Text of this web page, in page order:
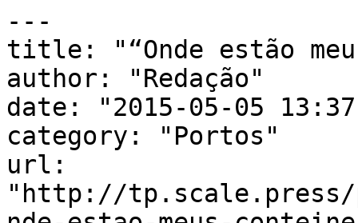
---
title: "“Onde estão
author: "Redação"
date: "2015-05-05
category: "Portos"
url:
"http://tp.scale.press/